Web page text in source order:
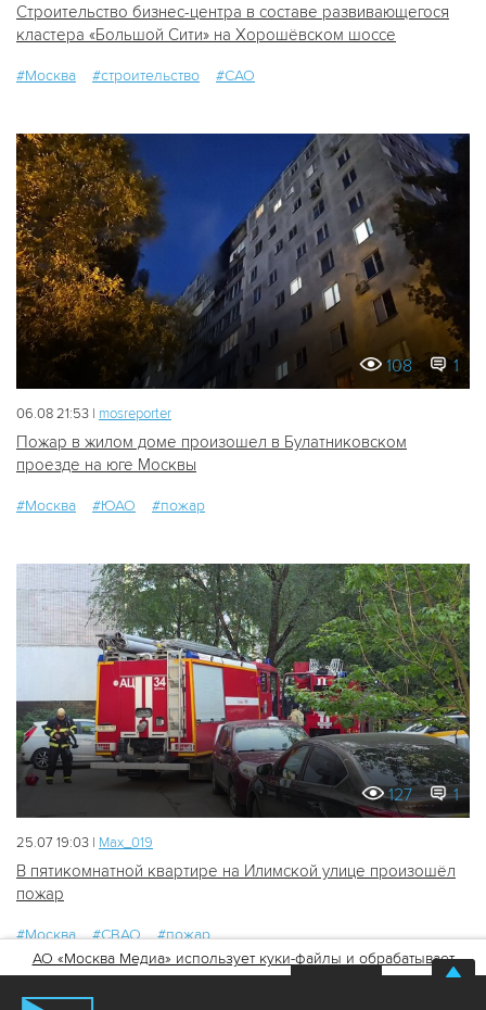
Строительство бизнес-центра в составе развивающегося
кластера «Большой Сити» на Хорошёвском шоссе
#Москва #строительство #САО
108 1
06.08 21:53 | mosreporter
Пожар в жилом доме произошел в Булатниковском
проезде на юге Москвы
#Москва #ЮАО #пожар
127 1
25.07 19:03 | Мах_019
В пятикомнатной квартире на Илимской улице произошёл
пожар
#Москва #СВАО
#пожар
АО «Москва Медиа» использует куки-файлы и обрабатывает
персональные данные